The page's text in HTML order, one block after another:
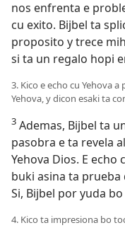
nos enfrenta e
cu exito. Bijbel ta
proposito y trece
si ta un regalo hopi
3. Kico e echo cu Yehova
Yehova, y dicon esaki ta
3 Ademas, Bijbel ta
pasobra e ta revela
Yehova Dios. E echo
buki asina ta prueba
Si, Bijbel por yuda
4. Kico ta impresiona bo